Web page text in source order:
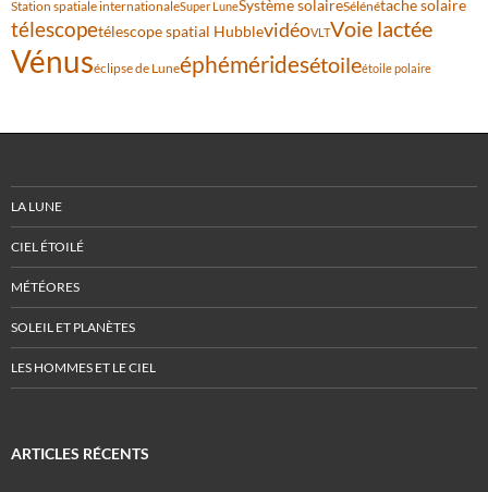
Station spatiale internationaleSuper LuneSystème solaireSélénétache solaire
télescopetélescope spatial HubblevidéoVLTVoie lactée
Vénuséclipse de Luneéphéméridesétoileétoile polaire
LA LUNE
CIEL ÉTOILÉ
MÉTÉORES
SOLEIL ET PLANÈTES
LES HOMMES ET LE CIEL
ARTICLES RÉCENTS